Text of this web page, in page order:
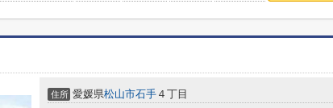
住所 愛媛県松山市石手 ４丁目